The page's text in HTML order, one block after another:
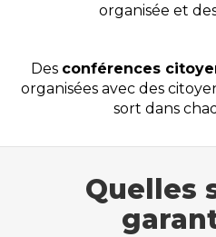
organisée et
Des conférences
organisées avec des
sort dans
Quelles